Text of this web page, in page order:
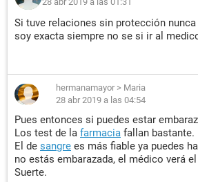
Si tuve relaciones sin protección
soy exacta siempre no se si ir al
hermanamayor > Maria
28 abr 2019 a las 04:54
Pues entonces si puedes estar
Los test de la farmacia fallan bastante.
El de sangre es más fiable ya puedes
no estás embarazada, el médico verá
Suerte.